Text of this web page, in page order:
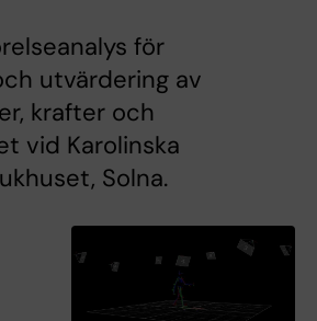
för
utvärdering av
krafter och
vid Karolinska
Solna.